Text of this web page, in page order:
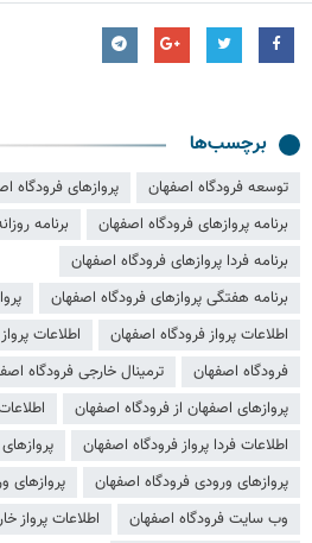
برچسب‌ها
توسعه فرودگاه اصفهان
پروازهای فرودگاه
برنامه پروازهای فرودگاه اصفهان
برنامه
برنامه فردا پروازهای فرودگاه اصفهان
برنامه هفتگی پروازهای فرودگاه اصفهان
اطلاعات پرواز فرودگاه اصفهان
اطلاعات
فرودگاه اصفهان
ترمینال خارجی فرودگاه
پروازهای اصفهان از فرودگاه اصفهان
اطلاعات فردا پرواز فرودگاه اصفهان
پروازهای ورودی فرودگاه اصفهان
پروازهای
وب سایت فرودگاه اصفهان
اطلاعات پرواز